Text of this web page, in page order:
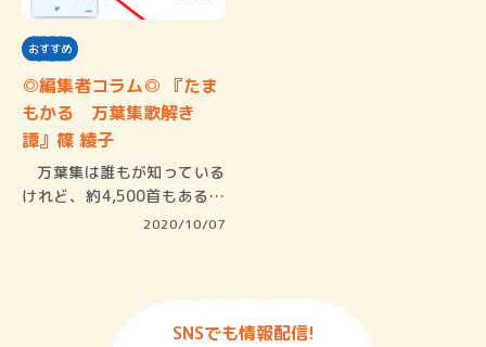
おすすめ
◎編集者コラム◎ 『たま
もかる 万葉集歌解き
譚』篠 綾子
万葉集は誰もが知っている
けれど、約4,500首もあると
2020/10/07
SNSでも情報配信!